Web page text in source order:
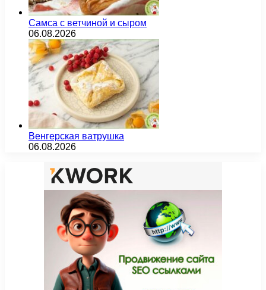
Самса с ветчиной и сыром
06.08.2026
Венгерская ватрушка
06.08.2026